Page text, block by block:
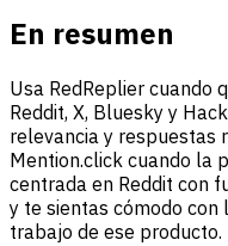
En resumen
Usa RedReplier cuando
Reddit, X, Bluesky y
relevancia y respuestas
Mention.click cuando la
centrada en Reddit con
y te sientas cómodo con
trabajo de ese producto.